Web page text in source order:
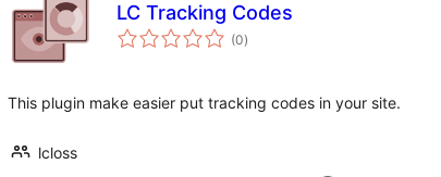
LC Tracking Codes
(0vērtējumu
kopsumma
)
This plugin make easier put tracking codes in your site.
lcloss